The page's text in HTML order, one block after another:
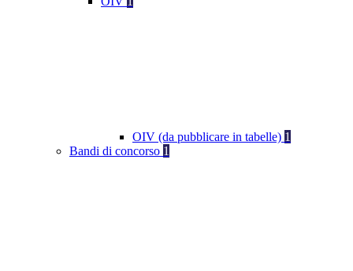
OIV (da pubblicare in tabelle) 1
Bandi di concorso 1